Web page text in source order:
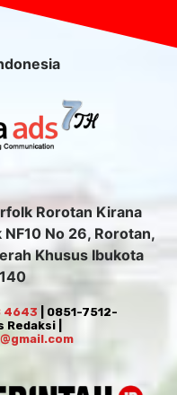
Rorotan Kirana
No 26, Rorotan,
Khusus Ibukota
4643 | 0851-7512-
|